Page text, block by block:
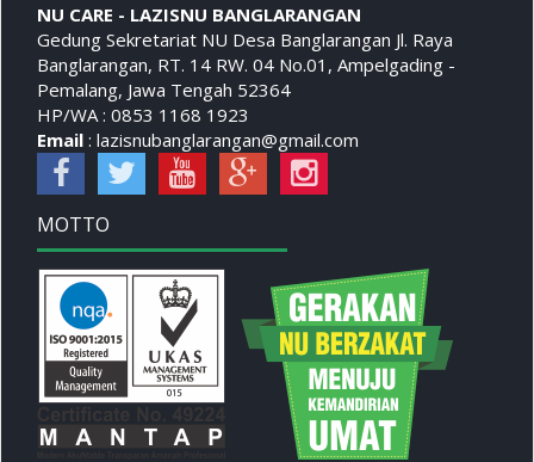
NU CARE - LAZISNU BANGLARANGAN
Gedung Sekretariat NU Desa Banglarangan Jl. Raya
Banglarangan, RT. 14 RW. 04 No.01, Ampelgading -
Pemalang, Jawa Tengah 52364
HP/WA : 0853 1168 1923
Email: lazisnubanglarangan@gmail.com
MOTTO